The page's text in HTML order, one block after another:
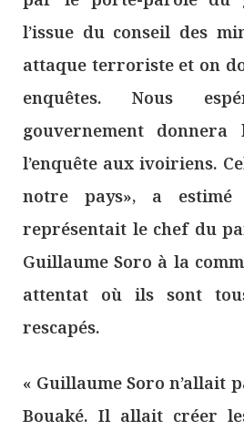
l’issue du conseil des
attaque terroriste et on
enquêtes. Nous
gouvernement donnera
l’enquête aux ivoiriens.
notre pays», a
représentait le chef du
Guillaume Soro à la
attentat où ils sont
rescapés.
« Guillaume Soro n’allait
Bouaké. Il allait créer